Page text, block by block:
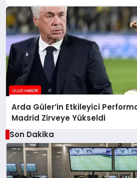
Arda Güler’in Etkileyici
Madrid Zirveye Yükseldi
Son Dakika